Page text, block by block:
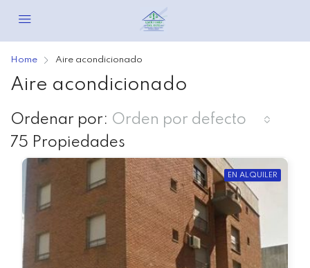
Home Aire acondicionado
Aire acondicionado
75 Propiedades
Ordenar por: Orden por defecto
EN ALQUILER